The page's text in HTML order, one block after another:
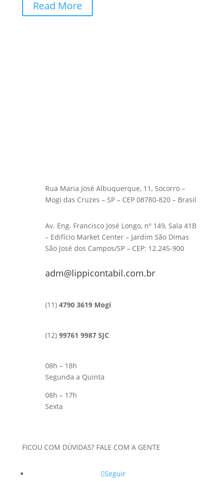
Read More
Rua Maria José Albuquerque, 11, Socorro –
Mogi das Cruzes – SP – CEP 08780-820 – Brasil
Av. Eng. Francisco José Longo, nº 149, Sala 41B
– Edifício Market Center – Jardim São Dimas
São José dos Campos/SP – CEP: 12.245-900
adm@lippicontabil.com.br
(11) 4790 3619 Mogi
(12) 99761 9987 SJC
08h – 18h
Segunda a Quinta
08h – 17h
Sexta
FICOU COM DÚVIDAS? FALE COM A GENTE
Seguir